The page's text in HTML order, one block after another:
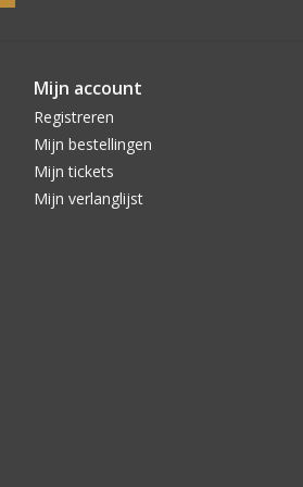
Mijn account
Registreren
Mijn bestellingen
Mijn tickets
Mijn verlanglijst